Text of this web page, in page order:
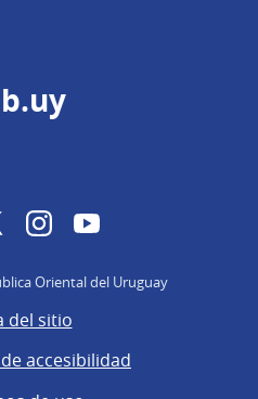
TwitterInstagramYouTube
Oriental del Uruguay
del sitio
accesibilidad